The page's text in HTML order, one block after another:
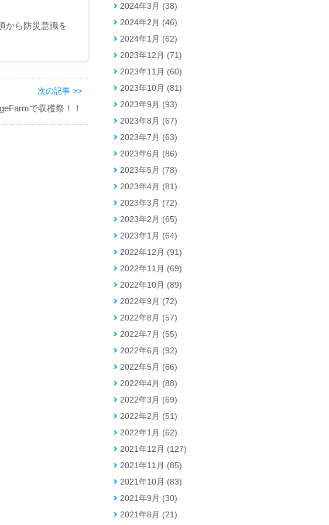
から防災意識を
次の記事 >>
で収穫祭！！
2024年3月 (38)
2024年2月 (46)
2024年1月 (62)
2023年12月 (71)
2023年11月 (60)
2023年10月 (81)
2023年9月 (93)
2023年8月 (67)
2023年7月 (63)
2023年6月 (86)
2023年5月 (78)
2023年4月 (81)
2023年3月 (72)
2023年2月 (65)
2023年1月 (64)
2022年12月 (91)
2022年11月 (69)
2022年10月 (89)
2022年9月 (72)
2022年8月 (57)
2022年7月 (55)
2022年6月 (92)
2022年5月 (66)
2022年4月 (88)
2022年3月 (69)
2022年2月 (51)
2022年1月 (62)
2021年12月 (127)
2021年11月 (85)
2021年10月 (83)
2021年9月 (30)
2021年8月 (21)